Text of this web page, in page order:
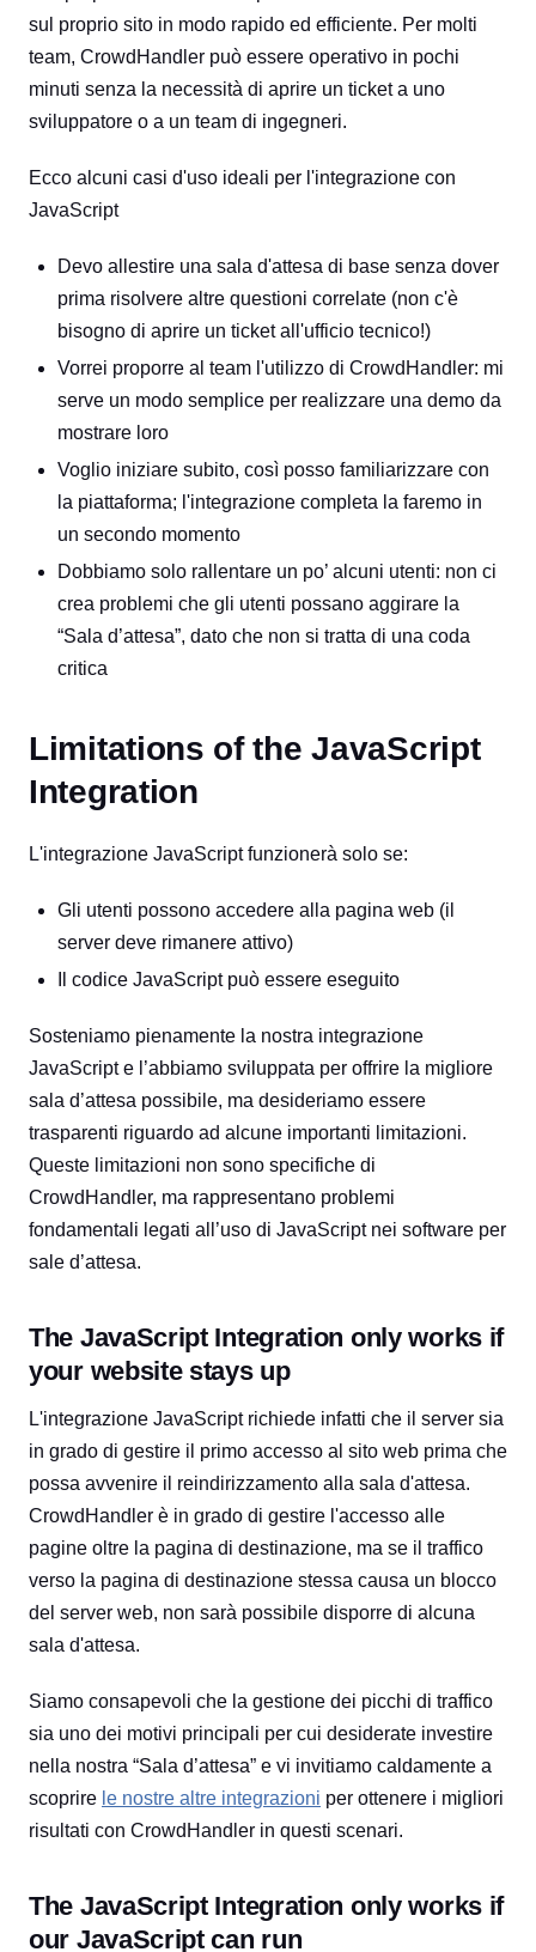
sul proprio sito in modo rapido ed efficiente. Per molti
team, CrowdHandler può essere operativo in pochi
minuti senza la necessità di aprire un ticket a uno
sviluppatore o a un team di ingegneri.
Ecco alcuni casi d'uso ideali per l'integrazione con
JavaScript
Devo allestire una sala d'attesa di base senza dover
prima risolvere altre questioni correlate (non c'è
bisogno di aprire un ticket all'ufficio tecnico!)
Vorrei proporre al team l'utilizzo di CrowdHandler: mi
serve un modo semplice per realizzare una demo da
mostrare loro
Voglio iniziare subito, così posso familiarizzare con
la piattaforma; l'integrazione completa la faremo in
un secondo momento
Dobbiamo solo rallentare un po’ alcuni utenti: non ci
crea problemi che gli utenti possano aggirare la
“Sala d’attesa”, dato che non si tratta di una coda
critica
Limitations of the JavaScript
Integration
L'integrazione JavaScript funzionerà solo se:
Gli utenti possono accedere alla pagina web (il
server deve rimanere attivo)
Il codice JavaScript può essere eseguito
Sosteniamo pienamente la nostra integrazione
JavaScript e l’abbiamo sviluppata per offrire la migliore
sala d’attesa possibile, ma desideriamo essere
trasparenti riguardo ad alcune importanti limitazioni.
Queste limitazioni non sono specifiche di
CrowdHandler, ma rappresentano problemi
fondamentali legati all’uso di JavaScript nei software per
sale d’attesa.
The JavaScript Integration only works if
your website stays up
L'integrazione JavaScript richiede infatti che il server sia
in grado di gestire il primo accesso al sito web prima che
possa avvenire il reindirizzamento alla sala d'attesa.
CrowdHandler è in grado di gestire l'accesso alle
pagine oltre la pagina di destinazione, ma se il traffico
verso la pagina di destinazione stessa causa un blocco
del server web, non sarà possibile disporre di alcuna
sala d'attesa.
Siamo consapevoli che la gestione dei picchi di traffico
sia uno dei motivi principali per cui desiderate investire
nella nostra “Sala d’attesa” e vi invitiamo caldamente a
scoprire le nostre altre integrazioni per ottenere i migliori
risultati con CrowdHandler in questi scenari.
The JavaScript Integration only works if
our JavaScript can run